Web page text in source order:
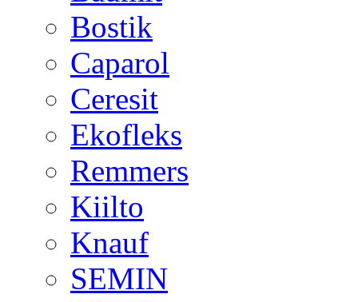
Bostik
Caparol
Ceresit
Ekofleks
Remmers
Kiilto
Knauf
SEMIN